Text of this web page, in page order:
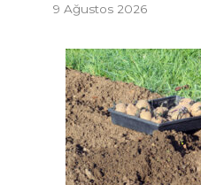
9 Ağustos 2026